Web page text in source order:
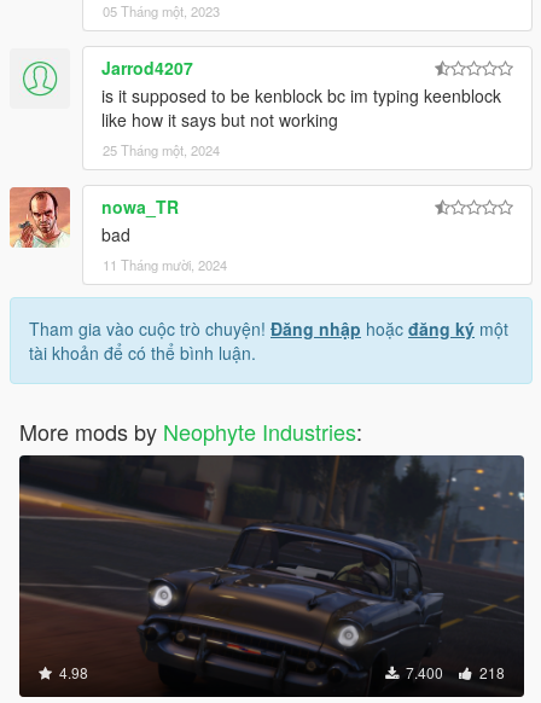
05 Tháng một, 2023
Jarrod4207
is it supposed to be kenblock bc im typing keenblock
like how it says but not working
25 Tháng một, 2024
nowa_TR
bad
11 Tháng mười, 2024
Tham gia vào cuộc trò chuyện! Đăng nhập hoặc đăng ký một
tài khoản để có thể bình luận.
More mods by Neophyte Industries:
4.98 7.400 218